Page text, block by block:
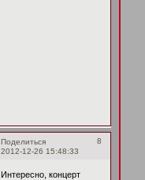
Поделиться
8
2012-12-26 15:48:33
Интересно, концерт